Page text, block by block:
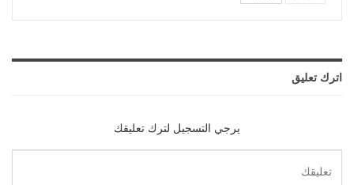
اترك تعليق
يرجي التسجيل لترك تعليقك